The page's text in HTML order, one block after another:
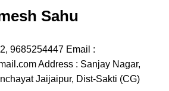
Sahu
9685254447 Email :
Address : Sanjay Nagar,
Jaijaipur, Dist-Sakti (CG)